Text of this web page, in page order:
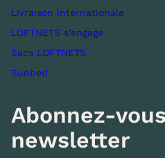
Livraison internationale
LOFTNETS s’engage
Sacs LOFTNETS
Sunbed
Abonnez-
newsletter